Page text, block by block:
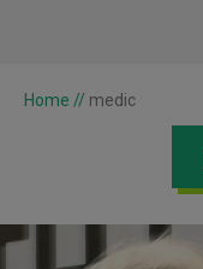
Home // medic